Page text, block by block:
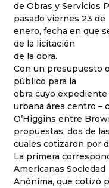
de Obras y Servicios
pasado viernes 23 de
enero, fecha en que
de la licitación
de la obra.
Con un presupuesto
público para la
obra cuyo
urbana área centro –
O’Higgins entre
propuestas, dos de las
cuales cotizaron por
La primera
Americanas Sociedad
Anónima, que cotizó